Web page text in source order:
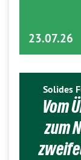
23.07.26
Solides
Vom
zum